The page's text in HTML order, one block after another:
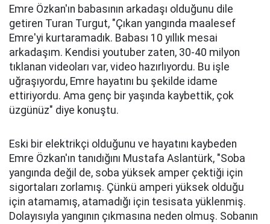
Emre Özkan'ın babasının arkadaşı olduğunu dile
getiren Turan Turgut, "Çıkan yangında maalesef
Emre'yi kurtaramadık. Babası 10 yıllık mesai
arkadaşım. Kendisi youtuber zaten, 30-40 milyon
tıklanan videoları var, video hazırlıyordu. Bu işle
uğraşıyordu, Emre hayatını bu şekilde idame
ettiriyordu. Ama genç bir yaşında kaybettik, çok
üzgünüz" diye konuştu.
Eski bir elektrikçi olduğunu ve hayatını kaybeden
Emre Özkan'ın tanıdığını Mustafa Aslantürk, "Soba
yangında değil de, soba yüksek amper çektiği için
sigortaları zorlamış. Çünkü amperi yüksek olduğu
için atamamış, atamadığı için tesisata yüklenmiş.
Dolayısıyla yangının çıkmasına neden olmuş. Sobanın